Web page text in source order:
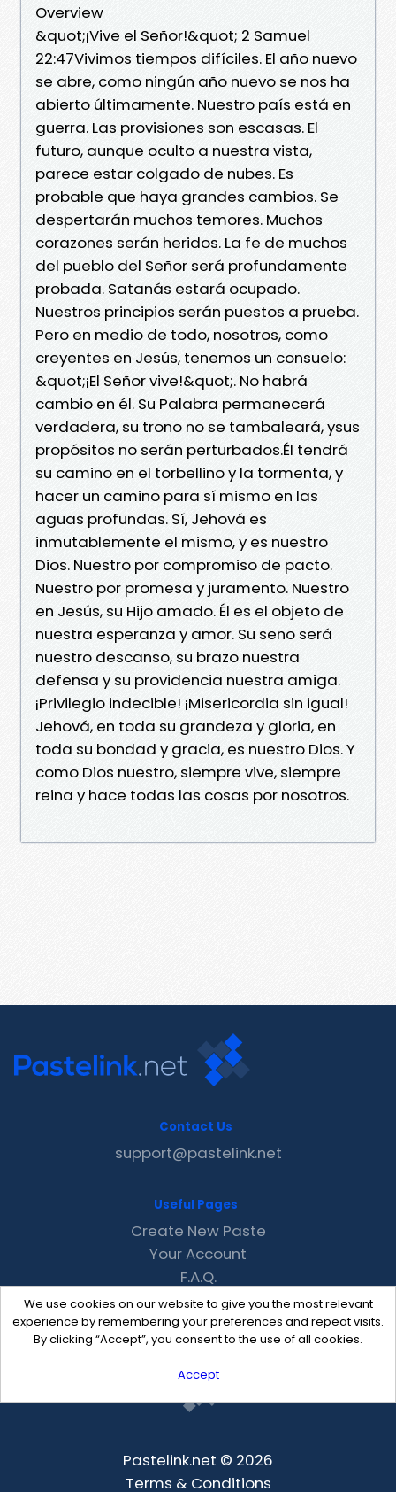
Overview
&quot;¡Vive el Señor!&quot; 2 Samuel
22:47Vivimos tiempos difíciles. El año nuevo
se abre, como ningún año nuevo se nos ha
abierto últimamente. Nuestro país está en
guerra. Las provisiones son escasas. El
futuro, aunque oculto a nuestra vista,
parece estar colgado de nubes. Es
probable que haya grandes cambios. Se
despertarán muchos temores. Muchos
corazones serán heridos. La fe de muchos
del pueblo del Señor será profundamente
probada. Satanás estará ocupado.
Nuestros principios serán puestos a prueba.
Pero en medio de todo, nosotros, como
creyentes en Jesús, tenemos un consuelo:
&quot;¡El Señor vive!&quot;. No habrá
cambio en él. Su Palabra permanecerá
verdadera, su trono no se tambaleará, ysus
propósitos no serán perturbados.Él tendrá
su camino en el torbellino y la tormenta, y
hacer un camino para sí mismo en las
aguas profundas. Sí, Jehová es
inmutablemente el mismo, y es nuestro
Dios. Nuestro por compromiso de pacto.
Nuestro por promesa y juramento. Nuestro
en Jesús, su Hijo amado. Él es el objeto de
nuestra esperanza y amor. Su seno será
nuestro descanso, su brazo nuestra
defensa y su providencia nuestra amiga.
¡Privilegio indecible! ¡Misericordia sin igual!
Jehová, en toda su grandeza y gloria, en
toda su bondad y gracia, es nuestro Dios. Y
como Dios nuestro, siempre vive, siempre
reina y hace todas las cosas por nosotros.
We use cookies on our website to give you the most relevant
experience by remembering your preferences and repeat visits.
By clicking “Accept”, you consent to the use of all cookies.
Accept
Contact Us
support@pastelink.net
Useful Pages
Create New Paste
Your Account
F.A.Q.
Recent
Contact
Pastelink.net © 2026
Terms & Conditions